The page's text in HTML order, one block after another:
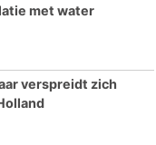
met water
verspreidt zich